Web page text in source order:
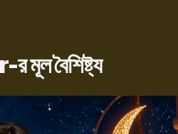
বৈশিষ্ট্য